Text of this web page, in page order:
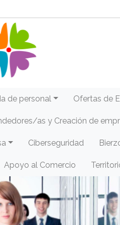
de personal Ofertas de
as y Creación de
Ciberseguridad
Apoyo al Comercio